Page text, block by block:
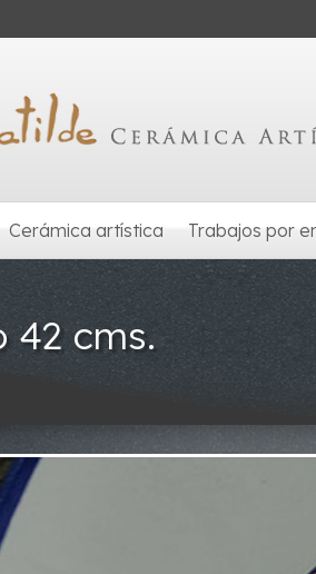
Cerámica artística Trabajos por
42 cms.